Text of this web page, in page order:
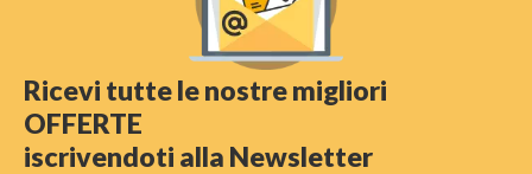
Ricevi tutte le nostre migliori
OFFERTE
iscrivendoti alla Newsletter